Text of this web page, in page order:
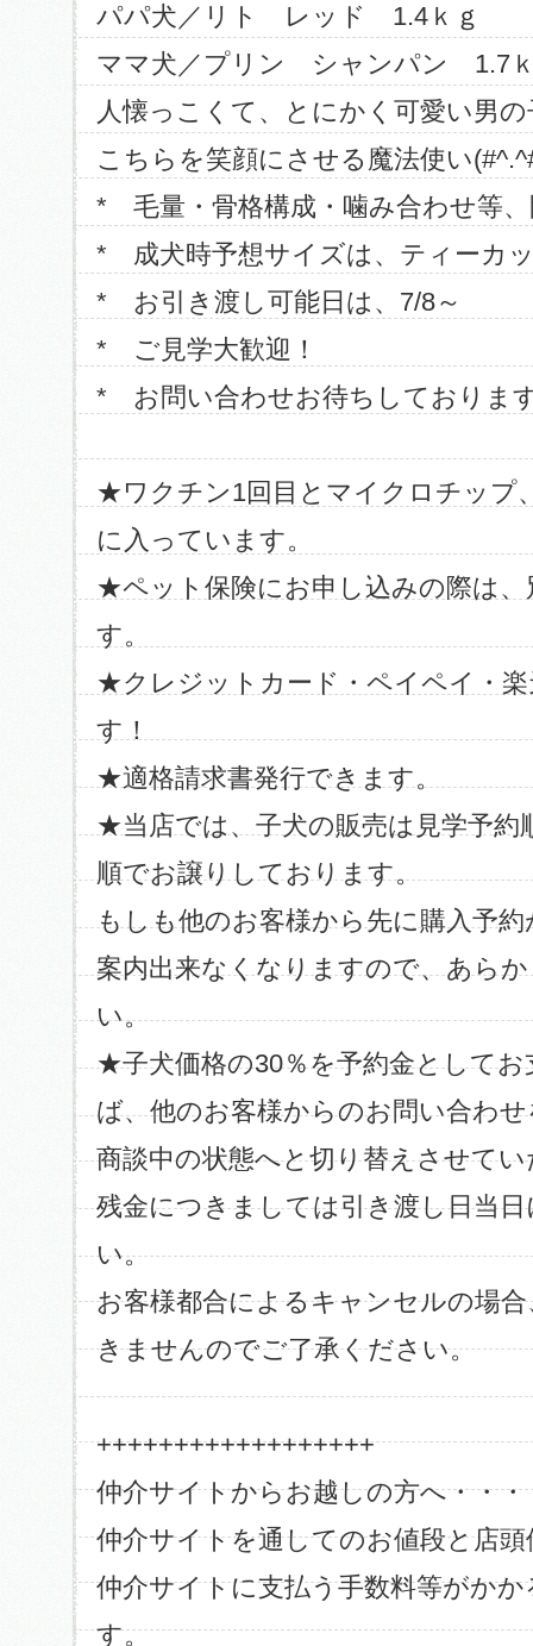
パパ犬／リト レッド 1.4ｋｇ
ママ犬／プリン シャンパン 1.7
人懐っこくて、とにかく可愛い男
こちらを笑顔にさせる魔法使い
* 毛量・骨格構成・噛み合わせ等
* 成犬時予想サイズは、ティーカ
* お引き渡し可能日は、7/8～
* ご見学大歓迎！
* お問い合わせお待ちしておりま
★ワクチン1回目とマイクロチップ
に入っています。
★ペット保険にお申し込みの際は、
す。
★クレジットカード・ペイペイ・
す！
★適格請求書発行できます。
★当店では、子犬の販売は見学予約
順でお譲りしております。
もしも他のお客様から先に購入予
案内出来なくなりますので、あら
い。
★子犬価格の30％を予約金として
ば、他のお客様からのお問い合わ
商談中の状態へと切り替えさせて
残金につきましては引き渡し日当
い。
お客様都合によるキャンセルの場
きませんのでご了承ください。
++++++++++++++++++
仲介サイトからお越しの方へ・・・
仲介サイトを通してのお値段と店
仲介サイトに支払う手数料等がか
す。